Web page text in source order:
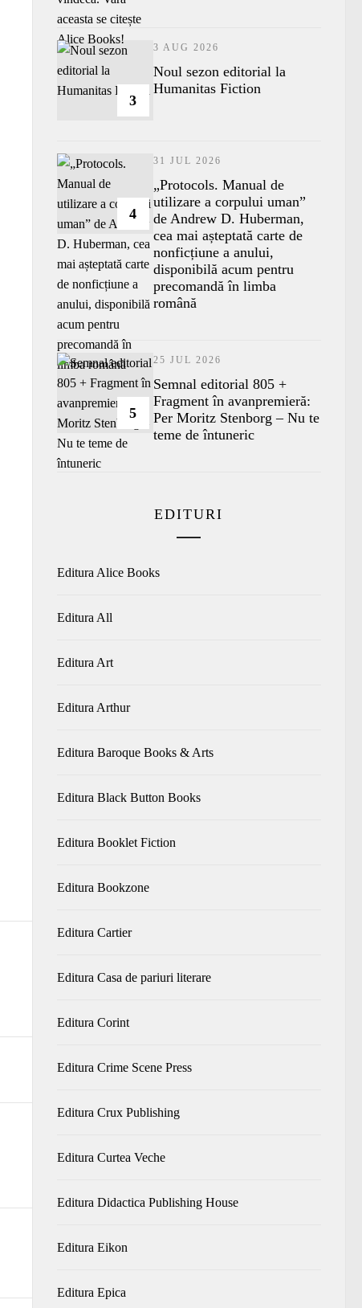
3
3 AUG 2026
​Noul sezon editorial la
Humanitas Fiction
4
31 JUL 2026
„Protocols. Manual de
utilizare a corpului uman”
de Andrew D. Huberman,
cea mai așteptată carte de
nonficțiune a anului,
disponibilă acum pentru
precomandă în limba
română
5
25 JUL 2026
Semnal editorial 805 +
Fragment în avanpremieră:
Per Moritz Stenborg – Nu te
teme de întuneric
EDITURI
Editura Alice Books
Editura All
Editura Art
Editura Arthur
Editura Baroque Books & Arts
Editura Black Button Books
Editura Booklet Fiction
Editura Bookzone
Editura Cartier
Editura Casa de pariuri literare
Editura Corint
Editura Crime Scene Press
Editura Crux Publishing
Editura Curtea Veche
Editura Didactica Publishing House
Editura Eikon
Editura Epica